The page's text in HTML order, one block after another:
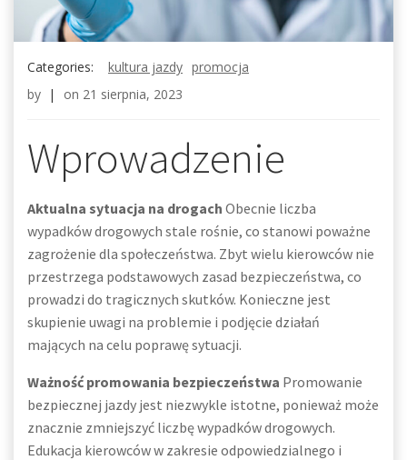
Categories: kultura jazdy promocja
by | on 21 sierpnia, 2023
Wprowadzenie
Aktualna sytuacja na drogach Obecnie liczba
wypadków drogowych stale rośnie, co stanowi poważne
zagrożenie dla społeczeństwa. Zbyt wielu kierowców nie
przestrzega podstawowych zasad bezpieczeństwa, co
prowadzi do tragicznych skutków. Konieczne jest
skupienie uwagi na problemie i podjęcie działań
mających na celu poprawę sytuacji.
Ważność promowania bezpieczeństwa Promowanie
bezpiecznej jazdy jest niezwykle istotne, ponieważ może
znacznie zmniejszyć liczbę wypadków drogowych.
Edukacja kierowców w zakresie odpowiedzialnego i